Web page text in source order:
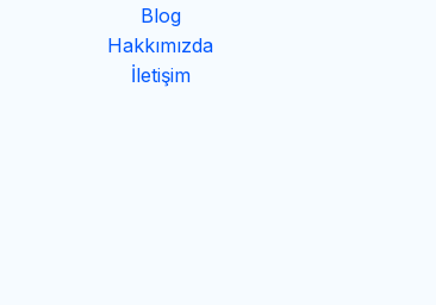
Blog
Hakkımızda
İletişim